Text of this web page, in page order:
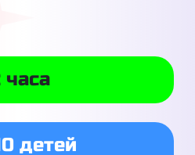
часа
детей